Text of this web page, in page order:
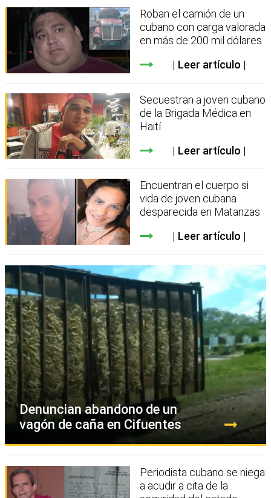
Roban el camión de un
cubano con carga valorada
en más de 200 mil dólares
Leer artículo
Secuestran a joven cubano
de la Brigada Médica en
Haití
Leer artículo
Encuentran el cuerpo si
vida de joven cubana
desparecida en Matanzas
Leer artículo
Denuncian abandono de un
vagón de caña en Cifuentes
Periodista cubano se niega
a acudir a cita de la